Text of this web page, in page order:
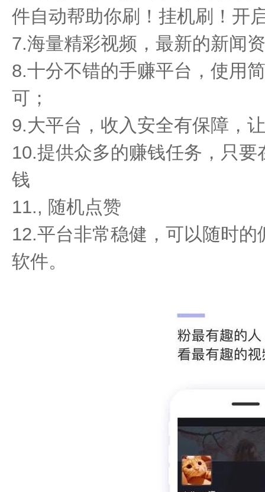
件自动帮助你刷！挂机刷！开
7.海量精彩视频，最新的新闻
8.十分不错的手赚平台，使用
可；
9.大平台，收入安全有保障，
10.提供众多的赚钱任务，只
钱
11., 随机点赞
12.平台非常稳健，可以随时
软件。